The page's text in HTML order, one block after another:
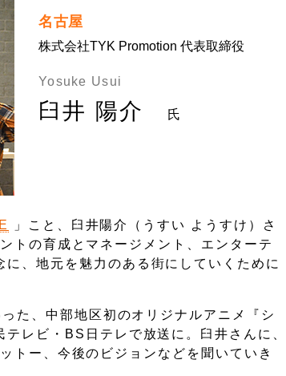
名古屋
株式会社TYK Promotion 代表取締役
Yosuke Usui
臼井 陽介 氏
」こと、臼井陽介（うすい ようすけ）さ
トの育成とマネージメント、エンターテ
、地元を魅力のある街にしていくために
た、中部地区初のオリジナルアニメ『シ
レビ・BS日テレで放送に。臼井さんに、
トー、今後のビジョンなどを聞いていき